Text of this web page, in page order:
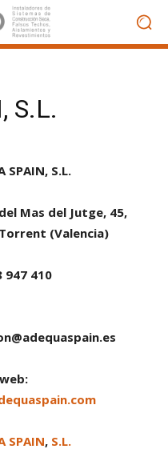
S.L.
SPAIN, S.L.
Mas del Jutge, 45,
(Valencia)
947 410
SPAIN, S.L.